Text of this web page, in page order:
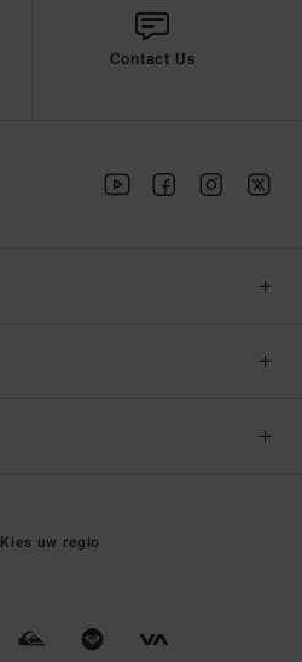
Contact Us
Kies uw regio